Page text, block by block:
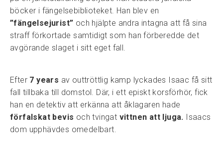
böcker i fängelsebiblioteket. Han blev en
”fängelsejurist” och hjälpte andra intagna att få sina
straff förkortade samtidigt som han förberedde det
avgörande slaget i sitt eget fall.
Efter 7 years av outtröttlig kamp lyckades Isaac få sitt
fall tillbaka till domstol. Där, i ett episkt korsförhör, fick
han en detektiv att erkänna att åklagaren hade
förfalskat bevis och tvingat vittnen att ljuga. Isaacs
dom upphävdes omedelbart.